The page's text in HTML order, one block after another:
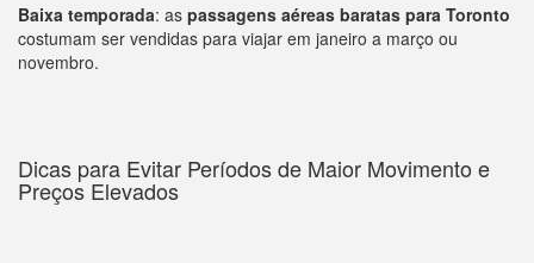
Baixa temporada: as passagens aéreas baratas para Toronto
costumam ser vendidas para viajar em janeiro a março ou
novembro.
Dicas para Evitar Períodos de Maior Movimento e
Preços Elevados